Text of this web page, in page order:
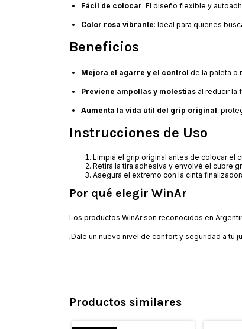
Fácil de colocar: El diseño flexible y
Color rosa vibrante: Ideal para quienes
Beneficios
Mejora el agarre y el control de la paleta o
Previene ampollas y molestias al reducir la
Aumenta la vida útil del grip original,
Instrucciones de Uso
Limpiá el grip original antes de colocar el
Retirá la tira adhesiva y envolvé el cubre
Asegurá el extremo con la cinta
Por qué elegir WinAr
Los productos WinAr son reconocidos en
¡Dale un nuevo nivel de confort y seguridad a tu
Productos similares